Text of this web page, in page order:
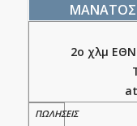
ΜΑΝΑΤΟΣ
2ο χλμ